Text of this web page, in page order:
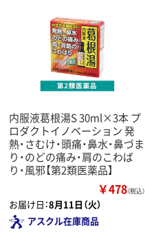
内服液葛根湯S 30ml×3本 プ
ロダクトイノベーション 発
熱・さむけ・頭痛・鼻水・鼻づま
り・のどの痛み・肩のこわば
り・風邪【第2類医薬品】
￥478（税込）
お届け日：8月11日（火）
アスクル在庫商品